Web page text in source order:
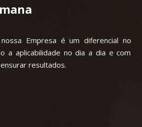
Empresa é um diferencial no
a aplicabilidade no dia a dia e com
resultados.